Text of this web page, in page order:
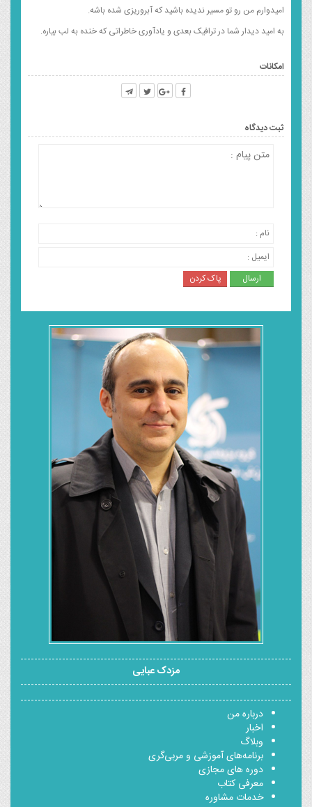
امیدوارم من رو تو مسیر ندیده باشید که آبروریزی شده باشه.
به امید دیدار شما در ترافیک بعدی و یادآوری خاطراتی که خنده به لب بیاره.
امکانات
ثبت دیدگاه
مزدک عبایی
درباره من
اخبار
وبلاگ
برنامه‌های آموزشی و مربی‌گری
دوره های مجازی
معرفی کتاب
خدمات مشاوره